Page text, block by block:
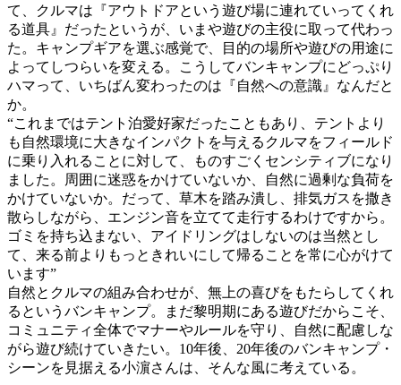
て、クルマは『アウトドアという遊び場に連れていってくれ
る道具』だったというが、いまや遊びの主役に取って代わっ
た。キャンプギアを選ぶ感覚で、目的の場所や遊びの用途に
よってしつらいを変える。こうしてバンキャンプにどっぷり
ハマって、いちばん変わったのは『自然への意識』なんだと
か。
“これまではテント泊愛好家だったこともあり、テントより
も自然環境に大きなインパクトを与えるクルマをフィールド
に乗り入れることに対して、ものすごくセンシティブになり
ました。周囲に迷惑をかけていないか、自然に過剰な負荷を
かけていないか。だって、草木を踏み潰し、排気ガスを撒き
散らしながら、エンジン音を立てて走行するわけですから。
ゴミを持ち込まない、アイドリングはしないのは当然とし
て、来る前よりもっときれいにして帰ることを常に心がけて
います”
自然とクルマの組み合わせが、無上の喜びをもたらしてくれ
るというバンキャンプ。まだ黎明期にある遊びだからこそ、
コミュニティ全体でマナーやルールを守り、自然に配慮しな
がら遊び続けていきたい。10年後、20年後のバンキャンプ・
シーンを見据える小濵さんは、そんな風に考えている。